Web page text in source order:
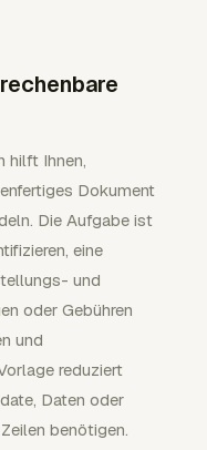
hilft Ihnen,
Dokument
Die Aufgabe ist
eine
und
oder Gebühren
und
reduziert
Daten oder
benötigen.